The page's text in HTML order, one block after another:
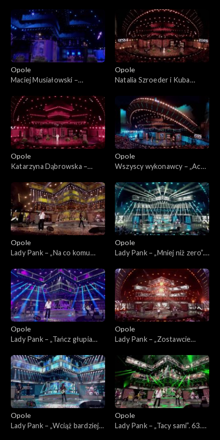
będzie...”. Koncert w hołdzie
Magdzie Umer i Agnieszce
Osieckiej
będzie...”. Koncert w hołdzie
Magdzie Umer i Agnieszce
Osieckiej
Opole
Maciej Musiałowski –
„Kiedy mnie już nie będzie...”.
Koncert w hołdzie Magdzie
Umer i Agnieszce Osieckiej
Opole
Natalia Szroeder i Kuba
płomieniach liści”. 63. KFPP:
„Kiedy mnie już nie będzie...”.
Koncert w hołdzie Magdzie
Umer i Agnieszce Osieckiej
Opole
Katarzyna Dąbrowska –
„Kiedy mnie już nie będzie...”.
Koncert w hołdzie Magdzie
Umer i Agnieszce Osieckiej
Opole
Wszyscy wykonawcy – „Ach
„Kiedy mnie już nie będzie...”.
Koncert w hołdzie Magdzie
Umer i Agnieszce Osieckiej
Opole
Lady Pank – „Na co komu
lecia zespołu Lady Pank
Opole
Lady Pank – „Mniej niż zero”.
zespołu Lady Pank
Opole
Lady Pank – „Tańcz głupia
45-lecia zespołu Lady Pank
Opole
Lady Pank – „Zostawcie
45-lecia zespołu Lady Pank
Opole
Lady Pank – „Wciąż bardziej
Opole
Lady Pank – „Tacy sami”. 63.